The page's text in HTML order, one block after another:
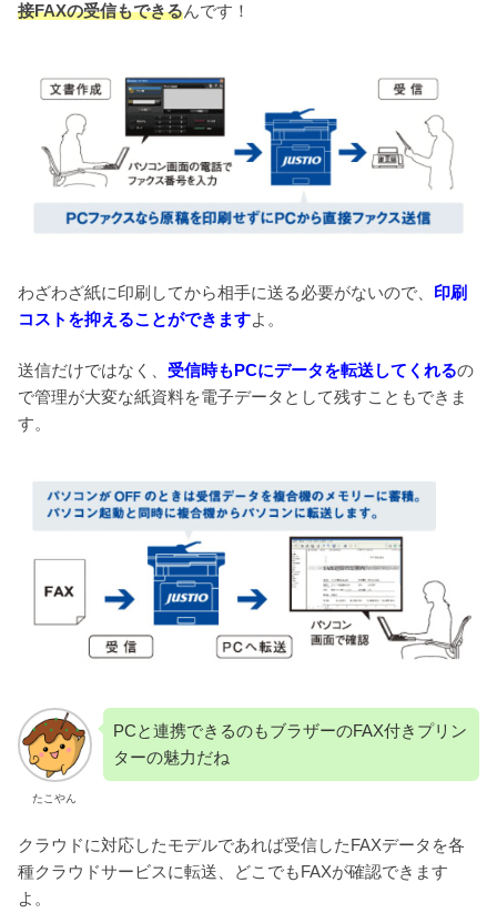
接FAXの受信もできるんです！
わざわざ紙に印刷してから相手に送る必要がないので、 印刷
コストを抑えることができますよ。
送信だけではなく、 受信時もPCにデータを転送してくれるの
で管理が大変な紙資料を電子データとして残すこともできま
す。
たこやん
PCと連携できるのもブラザーのFAX付きプリン
ターの魅力だね
クラウドに対応したモデルであれば受信したFAXデータを各
種クラウドサービスに転送、どこでもFAXが確認できます
よ。